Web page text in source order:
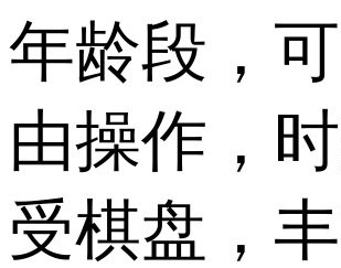
年龄段，
由操作，
受棋盘，